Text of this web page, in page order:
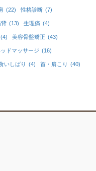
(22) 性格診断 (7)
背 (13) 生理痛 (4)
(4) 美容骨盤矯正 (43)
ドマッサージ (16)
いしばり (4) 首・肩こり (40)